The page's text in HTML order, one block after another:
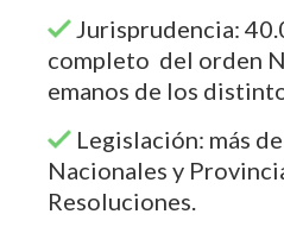
Jurisprudencia:
completo del orden
emanos de los
Legislación: más
Nacionales y
Resoluciones.